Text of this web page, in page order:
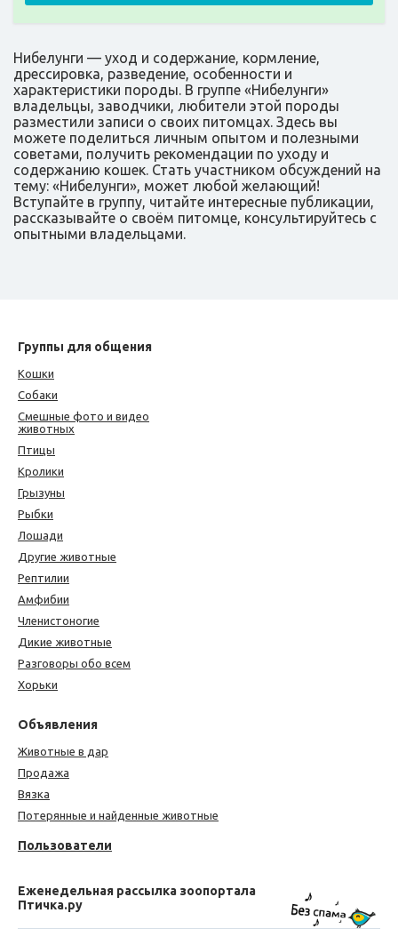
Нибелунги — уход и содержание, кормление,
дрессировка, разведение, особенности и
характеристики породы. В группе «Нибелунги»
владельцы, заводчики, любители этой породы
разместили записи о своих питомцах. Здесь вы
можете поделиться личным опытом и полезными
советами, получить рекомендации по уходу и
содержанию кошек. Стать участником обсуждений на
тему: «Нибелунги», может любой желающий!
Вступайте в группу, читайте интересные публикации,
рассказывайте о своём питомце, консультируйтесь с
опытными владельцами.
Группы для общения
Кошки
Собаки
Смешные фото и видео
животных
Птицы
Кролики
Грызуны
Рыбки
Лошади
Другие животные
Рептилии
Амфибии
Членистоногие
Дикие животные
Разговоры обо всем
Хорьки
Объявления
Животные в дар
Продажа
Вязка
Потерянные и найденные животные
Пользователи
Еженедельная рассылка зоопортала
Птичка.ру